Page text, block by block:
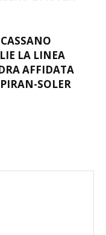
E AGGER
LA LINEA
AFFIDATA